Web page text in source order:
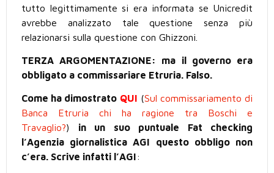
tutto legittimamente si era informata se Unicredit
avrebbe analizzato tale questione senza più
relazionarsi sulla questione con Ghizzoni.
TERZA ARGOMENTAZIONE: ma il governo era
obbligato a commissariare Etruria. Falso.
Come ha dimostrato QUI (Sul commissariamento di
Banca Etruria chi ha ragione tra Boschi e
Travaglio?)
in un suo puntuale Fat checking
l’Agenzia giornalistica AGI questo obbligo non
c’era. Scrive infatti l’AGI: